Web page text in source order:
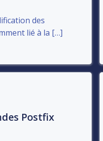
des
lié à la […]
Postfix